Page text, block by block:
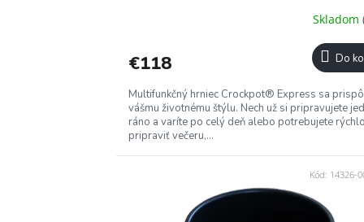
Skladom
€118 Do
Multifunkčný hrniec Crockpot® Express sa
vášmu životnému štýlu. Nech už si pripravujete
ráno a varíte po celý deň alebo potrebujete rýchlo
pripraviť večeru,...
Kód: 14326-